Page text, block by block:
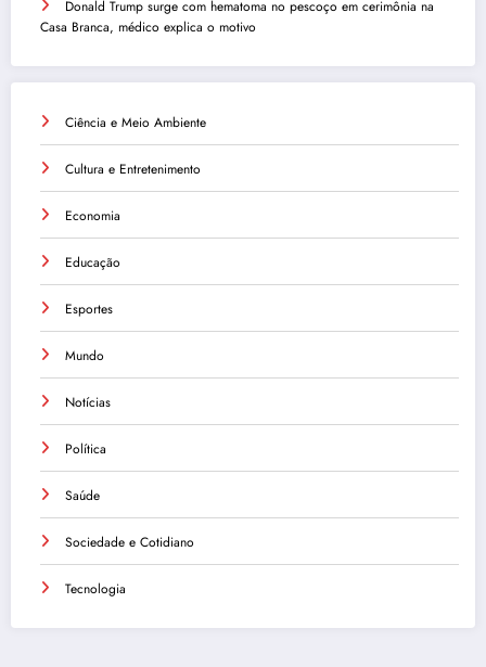
Donald Trump surge com hematoma no pescoço em cerimônia na
Casa Branca, médico explica o motivo
Ciência e Meio Ambiente
Cultura e Entretenimento
Economia
Educação
Esportes
Mundo
Notícias
Política
Saúde
Sociedade e Cotidiano
Tecnologia